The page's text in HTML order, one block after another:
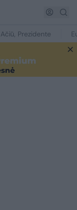
Ačiū, Prezidente